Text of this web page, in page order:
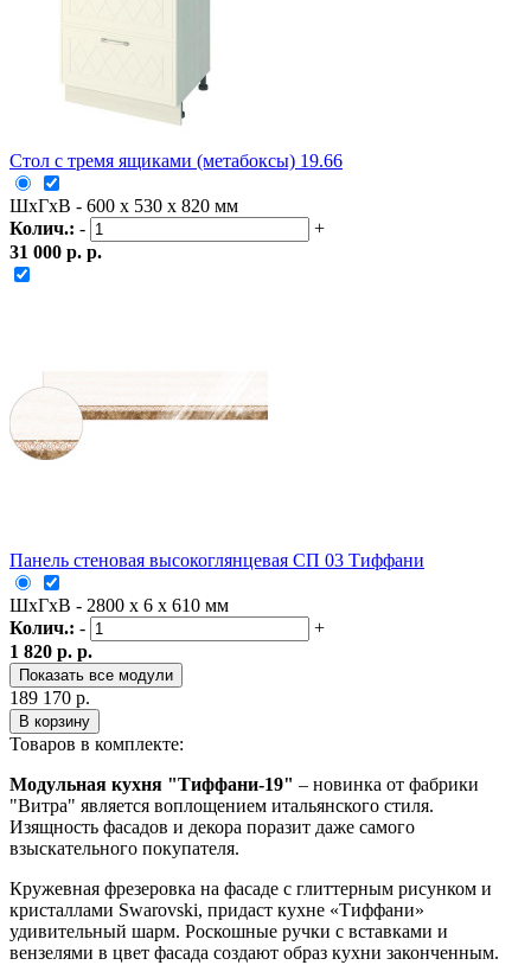
Стол с тремя ящиками (метабоксы) 19.66
ШxГxВ - 600 x 530 x 820 мм
Колич.: -
+
31 000 р. р.
Панель стеновая высокоглянцевая СП 03 Тиффани
ШxГxВ - 2800 x 6 x 610 мм
Колич.: -
+
1 820 р. р.
Показать все модули
189 170 р.
В корзину
Товаров в комплекте:
Модульная кухня "Тиффани-19" – новинка от фабрики
"Витра" является воплощением итальянского стиля.
Изящность фасадов и декора поразит даже самого
взыскательного покупателя.
Кружевная фрезеровка на фасаде с глиттерным рисунком и
кристаллами Swarovski, придаст кухне «Тиффани»
удивительный шарм. Роскошные ручки с вставками и
вензелями в цвет фасада создают образ кухни законченным.